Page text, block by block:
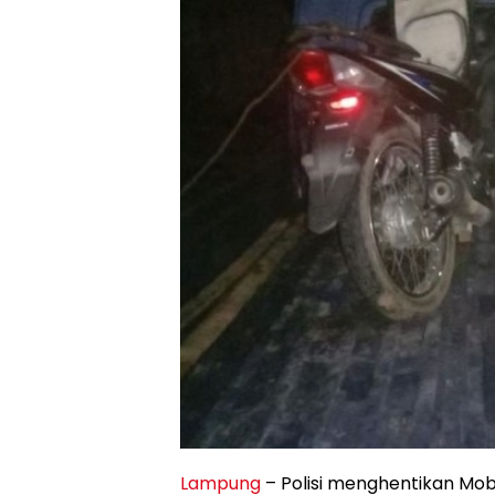
Lampung – Polisi menghentikan